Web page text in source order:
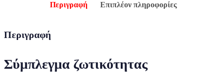
Περιγραφή Επιπλέον πληροφορίες
Περιγραφή
Σύμπλεγμα ζωτικότητας